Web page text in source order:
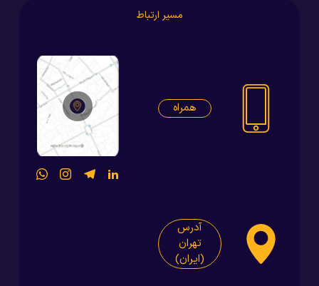
مسیر ارتباط
همراه
آدرس
تهران
(ایران)